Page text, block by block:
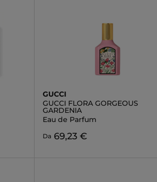
GUCCI
GUCCI FLORA GORGEOUS
GARDENIA
Eau de Parfum
Da 69,23 €